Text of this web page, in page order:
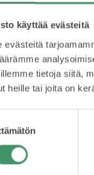
käyttää evästeitä
evästeitä
tietoja siitä,
heille tai joita on
Ajoturva